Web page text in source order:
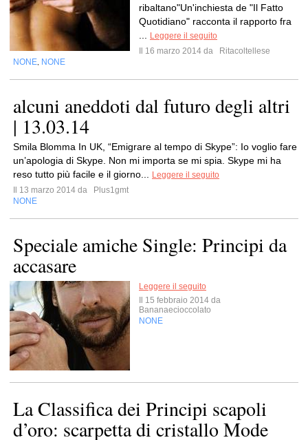
ribaltano"Un'inchiesta de "Il Fatto
Quotidiano" racconta il rapporto fra
Leggere il seguito
Il 16 marzo 2014 da
Ritacoltellese
NONE NONE
alcuni aneddoti dal futuro degli altri
| 13.03.14
Smila Blomma In UK, “Emigrare al tempo di Skype”: Io voglio fare
un’apologia di Skype. Non mi importa se mi spia. Skype mi ha
reso tutto più facile e il giorno...
Leggere il seguito
Il 13 marzo 2014 da
Plus1gmt
NONE
Speciale amiche Single: Principi da
accasare
Leggere il seguito
Il 15 febbraio 2014 da
Bananaecioccolato
NONE
La Classifica dei Principi scapoli
d’oro: scarpetta di cristallo Mode